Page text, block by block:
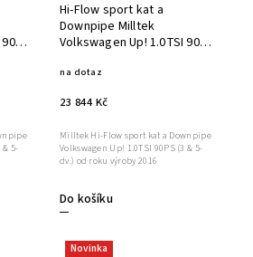
& 5-
Hi-Flow sport kat a
Downpipe Milltek
Volkswagen Up! 1.0TSI 90PS
na dotaz
23 844 Kč
Do košíku
Milltek Hi-Flow sport kat a Downpipe
Volkswagen Up! 1.0TSI 90PS (3 & 5-
dv.) od roku výroby 2016
Novinka